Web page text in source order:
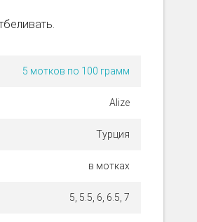
5 мотков по 100 грамм
Alize
Турция
в мотках
5, 5.5, 6, 6.5, 7